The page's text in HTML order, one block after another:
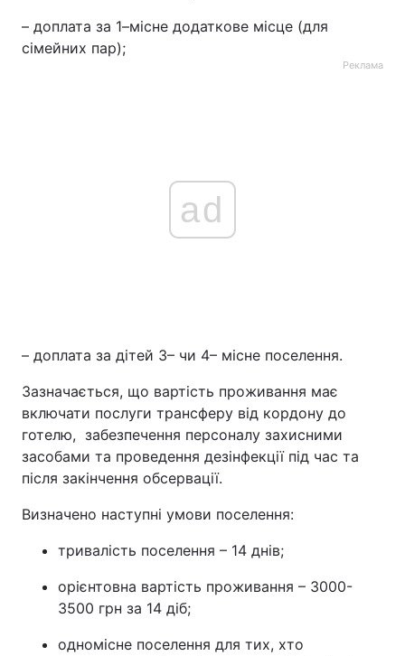
– доплата за 1–місне додаткове місце (для
сімейних пар);
Реклама
ad
– доплата за дітей 3– чи 4– місне поселення.
Зазначається, що вартість проживання має
включати послуги трансферу від кордону до
готелю, забезпечення персоналу захисними
засобами та проведення дезінфекції під час та
після закінчення обсервації.
Визначено наступні умови поселення:
тривалість поселення – 14 днів;
орієнтовна вартість проживання – 3000-
3500 грн за 14 діб;
одномісне поселення для тих, хто